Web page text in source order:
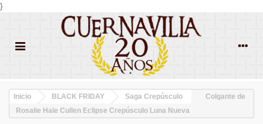
}
Inicio BLACK FRIDAY Saga Crepúsculo
Colgante de
Rosalie Hale Cullen Eclipse Crepúsculo Luna Nueva